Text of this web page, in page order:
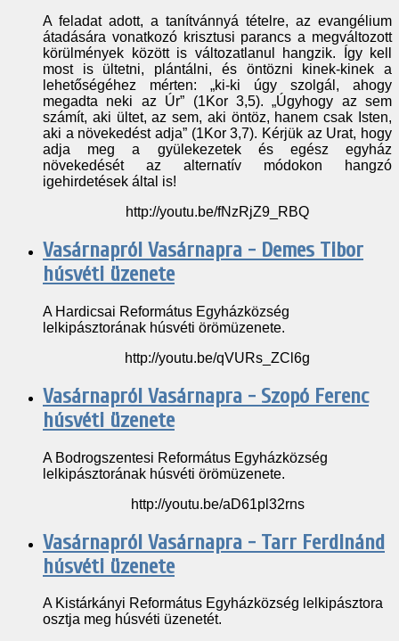
A feladat adott, a tanítvánnyá tételre, az evangélium
átadására vonatkozó krisztusi parancs a megváltozott
körülmények között is változatlanul hangzik. Így kell
most is ültetni, plántálni, és öntözni kinek-kinek a
lehetőségéhez mérten: „ki-ki úgy szolgál, ahogy
megadta neki az Úr” (1Kor 3,5). „Úgyhogy az sem
számít, aki ültet, az sem, aki öntöz, hanem csak Isten,
aki a növekedést adja” (1Kor 3,7). Kérjük az Urat, hogy
adja meg a gyülekezetek és egész egyház
növekedését az alternatív módokon hangzó
igehirdetések által is!
http://youtu.be/fNzRjZ9_RBQ
Vasárnapról Vasárnapra - Demes Tibor
húsvéti üzenete
A Hardicsai Református Egyházközség
lelkipásztorának húsvéti örömüzenete.
http://youtu.be/qVURs_ZCl6g
Vasárnapról Vasárnapra - Szopó Ferenc
húsvéti üzenete
A Bodrogszentesi Református Egyházközség
lelkipásztorának húsvéti örömüzenete.
http://youtu.be/aD61pl32rns
Vasárnapról Vasárnapra - Tarr Ferdinánd
húsvéti üzenete
A Kistárkányi Református Egyházközség lelkipásztora
osztja meg húsvéti üzenetét.